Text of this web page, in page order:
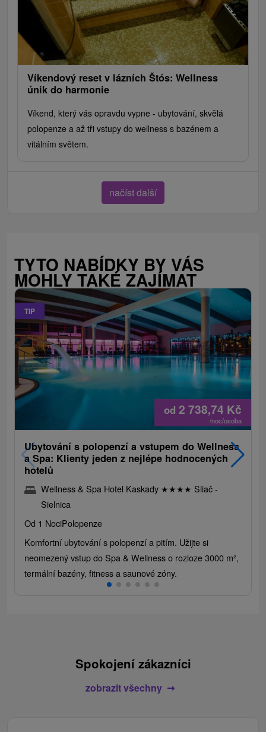
Víkendový reset v lázních Štós: Wellness
únik do harmonie
Víkend, který vás opravdu vypne - ubytování, skvělá
polopenze a až tři vstupy do wellness s bazénem a
vitálním světem.
načíst další
TYTO NABÍDKY BY VÁS
MOHLY TAKÉ ZAJÍMAT
TIP
od 2 738,74 Kč
/noc/osoba
Ubytování s polopenzí a vstupem do Wellness
a Spa: Klienty jeden z nejlépe hodnocených
hotelů
Wellness & Spa Hotel Kaskady ★★★★ Sliač -
Sielnica
Od 1 NociPolopenze
Komfortní ubytování s polopenzí a pitím. Užijte si
neomezený vstup do Spa & Wellness o rozloze 3000 m²,
termální bazény, fitness a saunové zóny.
Spokojení zákazníci
zobrazit všechny